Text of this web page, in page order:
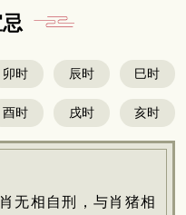
卯时 辰时 巳时
酉时 戌时 亥时
无相自刑，与肖猪相